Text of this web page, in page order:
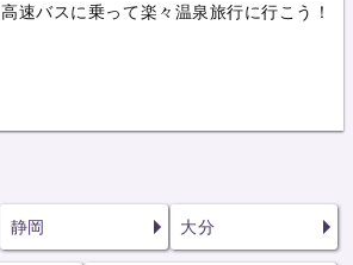
高速バスに乗って楽々温泉旅行に行こう！
静岡 大分